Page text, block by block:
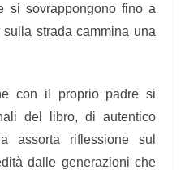
si sovrappongono fino a
strada cammina una
con il proprio padre si
del libro, di autentico
assorta riflessione sul
dalle generazioni che